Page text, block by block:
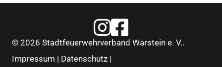
Feuerwehr Warstein Instagram
Feuerwehr Warstein
© 2026 Stadtfeuerwehrverband Warstein e. V..
Impressum | Datenschutz |